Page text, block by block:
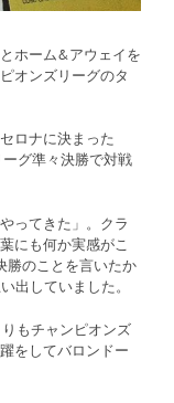
ホーム&アウェイを
オンズリーグのタ
ロナに決まった
グ準々決勝で対戦
ってきた」。クラ
にも何か実感がこ
勝のことを言いたか
出していました。
もチャンピオンズ
をしてバロンドー